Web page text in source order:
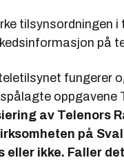
tilsynsordningen
på
fungerer
oppgavene
av Telenors
på
eller ikke. Faller